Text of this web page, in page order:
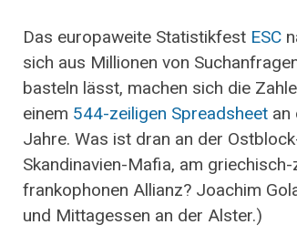
Das europaweite Statistikfest ESC
sich aus Millionen von
basteln lässt, machen sich die
einem 544-zeiligen Spreadsheet an
Jahre. Was ist dran an der
Skandinavien-Mafia, am
frankophonen Allianz? Joachim
und Mittagessen an der Alster.)